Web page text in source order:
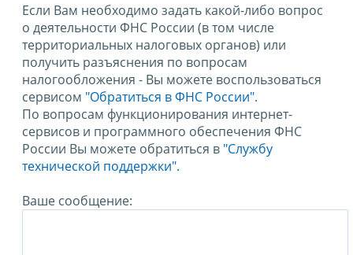
Если Вам необходимо задать какой-либо вопрос
о деятельности ФНС России (в том числе
территориальных налоговых органов) или
получить разъяснения по вопросам
налогообложения - Вы можете воспользоваться
сервисом "Обратиться в ФНС России".
По вопросам функционирования интернет-
сервисов и программного обеспечения ФНС
России Вы можете обратиться в "Службу
технической поддержки".
Ваше сообщение: